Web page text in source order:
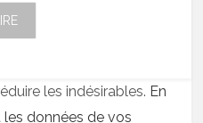
les indésirables. En
données de vos